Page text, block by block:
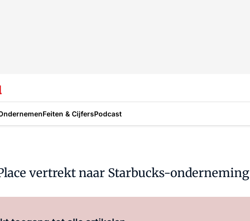
Feiten & CijfersPodcast
vertrekt naar Starbucks-onderneming